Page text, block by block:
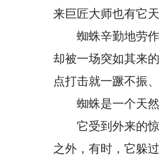
来巨匠大师也有它
蜘蛛辛勤地劳
却被一场突如其来
点打击就一蹶不振
蜘蛛是一个天
它受到外来的
之外，有时，它躲